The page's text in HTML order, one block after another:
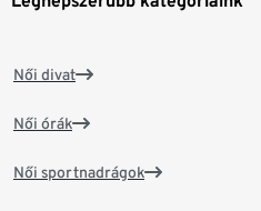
Női divat
Női órák
Női sportnadrágok